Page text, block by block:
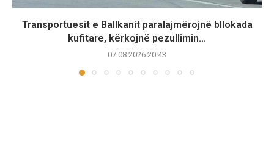
Transportuesit e Ballkanit paralajmërojnë bllokada
kufitare, kërkojnë pezullimin...
07.08.2026 20:43